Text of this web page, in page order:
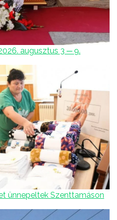
augusztus 3 ─ 9.
ünnepeltek Szenttamáson